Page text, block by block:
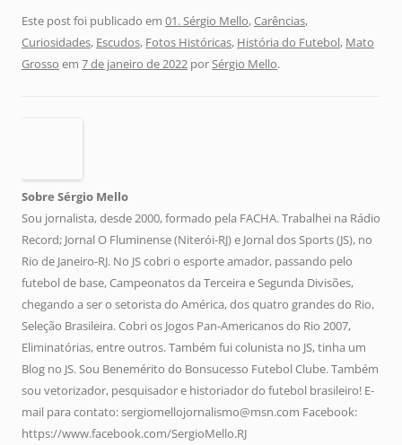
Este post foi publicado em 01. Sérgio Mello,Carências,
Curiosidades, Escudos, Fotos Históricas, História do Futebol, Mato
Grosso em 7 de janeiro de 2022 porSérgio Mello.
Sobre Sérgio Mello
Sou jornalista, desde 2000, formado pela FACHA. Trabalhei na Rádio
Record; Jornal O Fluminense (Niterói-RJ) e Jornal dos Sports (JS), no
Rio de Janeiro-RJ. No JS cobri o esporte amador, passando pelo
futebol de base, Campeonatos da Terceira e Segunda Divisões,
chegando a ser o setorista do América, dos quatro grandes do Rio,
Seleção Brasileira. Cobri os Jogos Pan-Americanos do Rio 2007,
Eliminatórias, entre outros. Também fui colunista no JS, tinha um
Blog no JS. Sou Benemérito do Bonsucesso Futebol Clube. Também
sou vetorizador, pesquisador e historiador do futebol brasileiro! E-
mail para contato: sergiomellojornalismo@msn.com Facebook:
https://www.facebook.com/SergioMello.RJ